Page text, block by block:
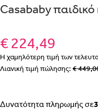
Casababy
€ 224,49
Η χαμηλότερη τιμή των
Λιανική τιμή πώλησης: €
Δυνατότητα πληρωμής σε3